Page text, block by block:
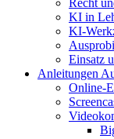
KI in
KI-
Einsatz
Anleitungen
Online-